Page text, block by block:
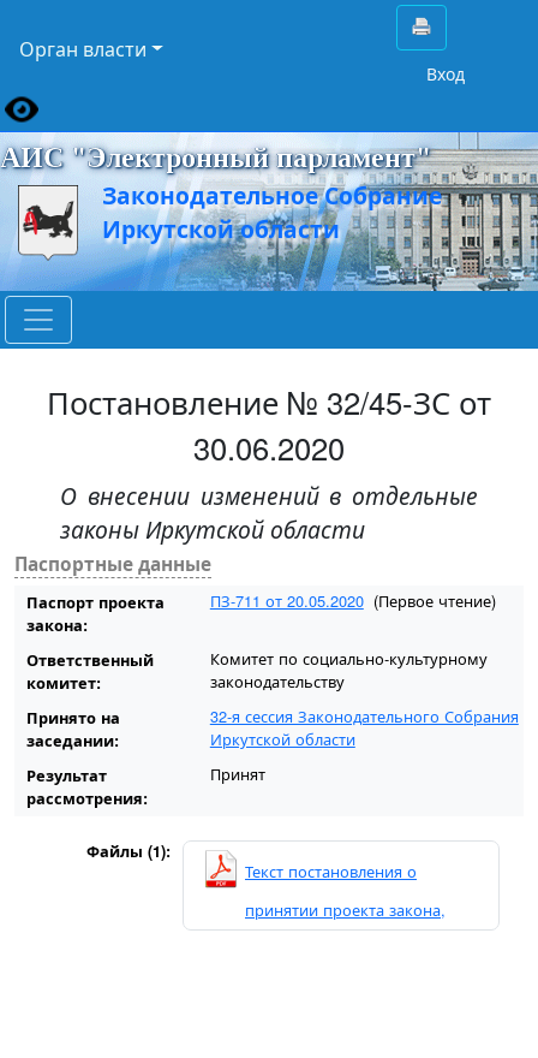
Орган власти
Вход
АИС "Электронный парламент"
Законодательное Собрание
Иркутской области
Постановление № 32/45-ЗС от
30.06.2020
О внесении изменений в отдельные
законы Иркутской области
Паспортные данные
Паспорт проекта
закона:
ПЗ-711 от 20.05.2020 (Первое чтение)
Ответственный
комитет:
Комитет по социально-культурному
законодательству
Принято на
заседании:
32-я сессия Законодательного Собрания
Иркутской области
Результат
рассмотрения:
Принят
Файлы (1):
Текст постановления о
принятии проекта закона,